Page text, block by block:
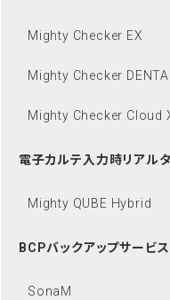
Mighty Checker EX
Mighty Checker DENTAL
Mighty Checker Cloud
電子カルテ入力時リアル
Mighty QUBE Hybrid
BCPバックアップサービス
SonaM